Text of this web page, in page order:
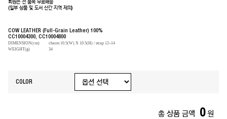
회원은 전 품목 무료배송
(일부 상품 및 도서 산간 지역 제외)
COW LEATHER (Full-Grain Leather) 100%
CC10004300, CC10004800
DIMENSION(cm)
charm 10.5(W) X 10.5(H) / strap 12~14
WEIGHT(g)
34
COLOR
총 상품 금액 0 원